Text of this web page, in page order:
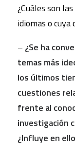
¿Cuáles son
idiomas o
– ¿Se ha
temas más
los últimos
cuestiones
frente al
investigación
¿Influye en